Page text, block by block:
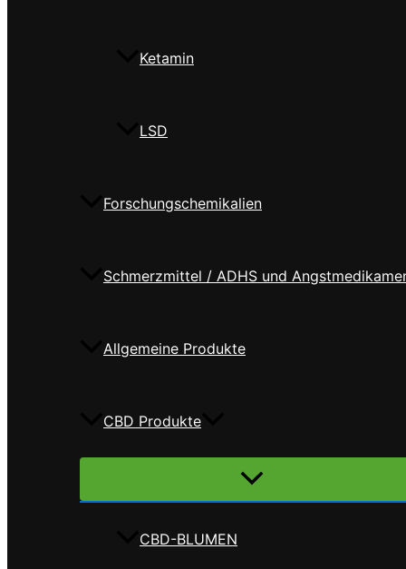
Ketamin
LSD
Forschungschemikalien
Schmerzmittel / ADHS und
Allgemeine Produkte
CBD Produkte
Menü
CBD-BLUMEN